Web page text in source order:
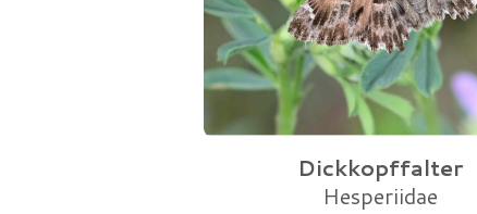
Dickkopffalter
Hesperiidae